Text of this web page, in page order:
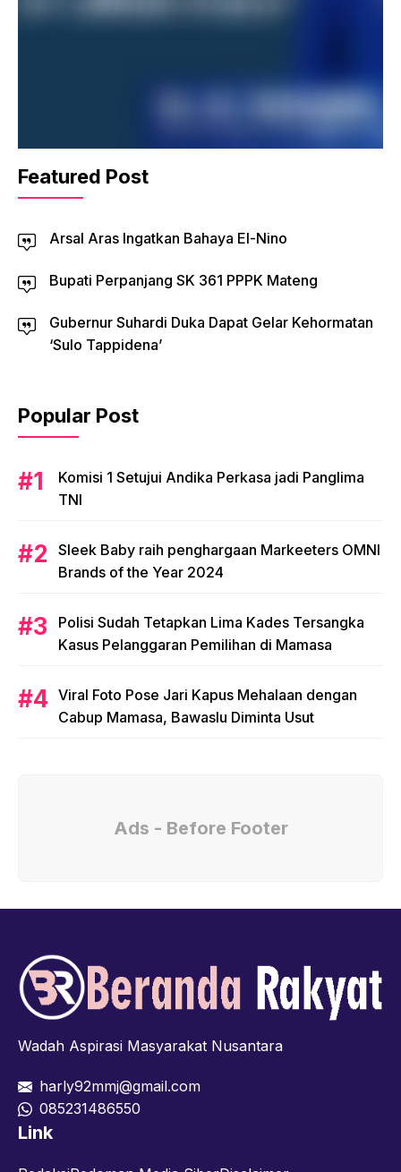
Featured Post
Arsal Aras Ingatkan Bahaya El-Nino
Bupati Perpanjang SK 361 PPPK Mateng
Gubernur Suhardi Duka Dapat Gelar Kehormatan
‘Sulo Tappidena’
Popular Post
Komisi 1 Setujui Andika Perkasa jadi Panglima
TNI
Sleek Baby raih penghargaan Markeeters OMNI
Brands of the Year 2024
Polisi Sudah Tetapkan Lima Kades Tersangka
Kasus Pelanggaran Pemilihan di Mamasa
Viral Foto Pose Jari Kapus Mehalaan dengan
Cabup Mamasa, Bawaslu Diminta Usut
Ads - Before Footer
Wadah Aspirasi Masyarakat Nusantara
harly92mmj@gmail.com
085231486550
Link